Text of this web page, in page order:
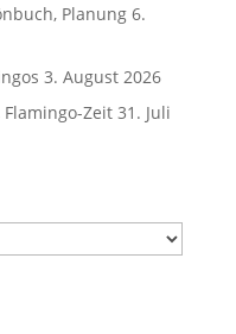
Planung 6.
3. August 2026
Zeit 31. Juli